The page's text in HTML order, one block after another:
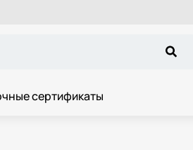
сертификаты